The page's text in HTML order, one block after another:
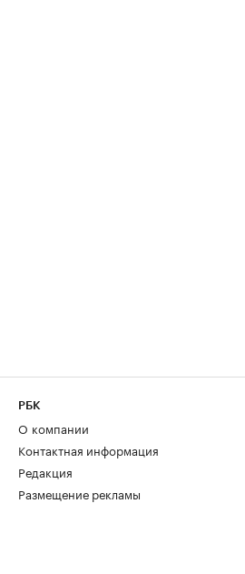
РБК
О компании
Контактная информация
Редакция
Размещение рекламы